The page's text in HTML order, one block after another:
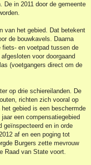
De in 2011 door de gemeente
van het gebied. Dat betekent
de bouwkavels. Daarna
fiets- en voetpad tussen de
voor doorgaand
(voetgangers direct om de
op drie schiereilanden. De
richten zich vooral op
gebied is een beschermde
een compensatiegebied
geïnspecteerd en in orde
af en een poging tot
Burgers zette mevrouw
Raad van State voort.